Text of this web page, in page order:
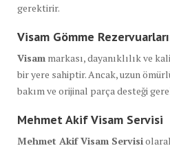
gerektirir.
Visam Gömme
Visam markası, dayanıklılık ve
bir yere sahiptir. Ancak, uzun
bakım ve orijinal parça desteği
Mehmet Akif Visam Servisi
Mehmet Akif Visam Servisi